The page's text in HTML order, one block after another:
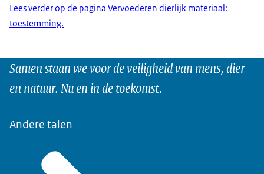
Lees verder op de pagina Vervoederen dierlijk materiaal:
toestemming.
Samen staan we voor de veiligheid van mens, dier
en natuur. Nu en in de toekomst.
Andere talen